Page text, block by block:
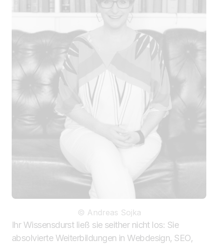
© Andreas Sojka
Ihr Wissensdurst ließ sie seither nicht los: Sie
absolvierte Weiterbildungen in Webdesign, SEO,